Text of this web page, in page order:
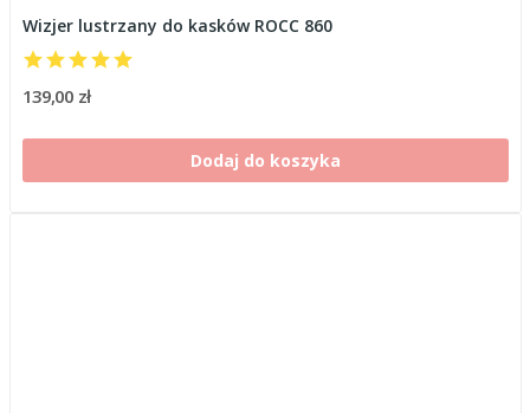
Wizjer lustrzany do kasków ROCC 860
139,00 zł
Dodaj do koszyka